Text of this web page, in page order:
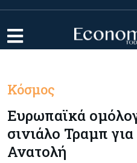
Κόσμος
Ευρωπαϊκά
σινιάλο Τραμπ
Ανατολή